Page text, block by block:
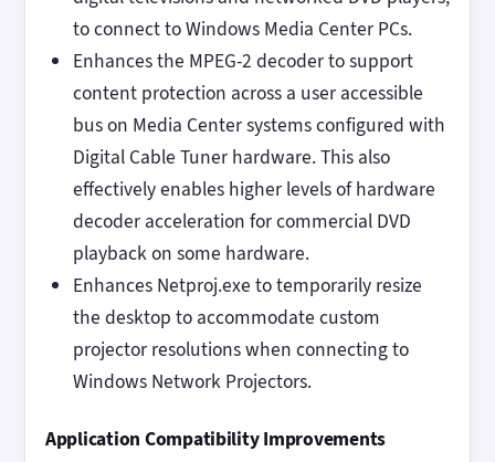
to connect to Windows Media Center PCs.
Enhances the MPEG-2 decoder to support
content protection across a user accessible
bus on Media Center systems configured with
Digital Cable Tuner hardware. This also
effectively enables higher levels of hardware
decoder acceleration for commercial DVD
playback on some hardware.
Enhances Netproj.exe to temporarily resize
the desktop to accommodate custom
projector resolutions when connecting to
Windows Network Projectors.
Application Compatibility Improvements